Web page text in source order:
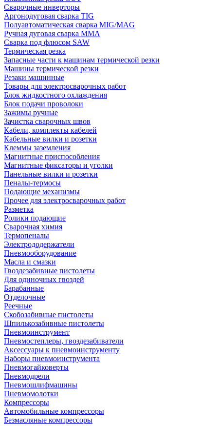
Сварочные инверторы
Аргонодуговая сварка TIG
Полуавтоматическая сварка MIG/MAG
Ручная дуговая сварка MMA
Сварка под флюсом SAW
Термическая резка
Запасные части к машинам термической резки
Машины термической резки
Резаки машинные
Товары для электросварочных работ
Блок жидкостного охлаждения
Блок подачи проволоки
Зажимы ручные
Зачистка сварочных швов
Кабели, комплекты кабелей
Кабельные вилки и розетки
Клеммы заземления
Магнитные приспособления
Магнитные фиксаторы и уголки
Панельные вилки и розетки
Пеналы-термосы
Подающие механизмы
Прочее для электросварочных работ
Разметка
Ролики подающие
Сварочная химия
Термопеналы
Электрододержатели
Пневмооборудование
Масла и смазки
Гвоздезабивные пистолеты
Для одиночных гвоздей
Барабанные
Отделочные
Реечные
Скобозабивные пистолеты
Шпилькозабивные пистолеты
Пневмоинструмент
Пневмостеплеры, гвоздезабиватели
Аксессуары к пневмоинструменту
Наборы пневмоинструмента
Пневмогайковерты
Пневмодрели
Пневмошлифмашины
Пневмомолотки
Компрессоры
Автомобильные компрессоры
Безмасляные компрессоры